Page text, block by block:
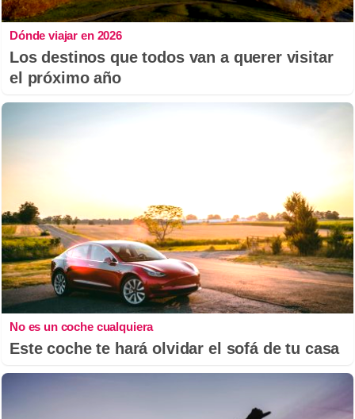
Dónde viajar en 2026
Los destinos que todos van a querer visitar
el próximo año
No es un coche cualquiera
Este coche te hará olvidar el sofá de tu casa